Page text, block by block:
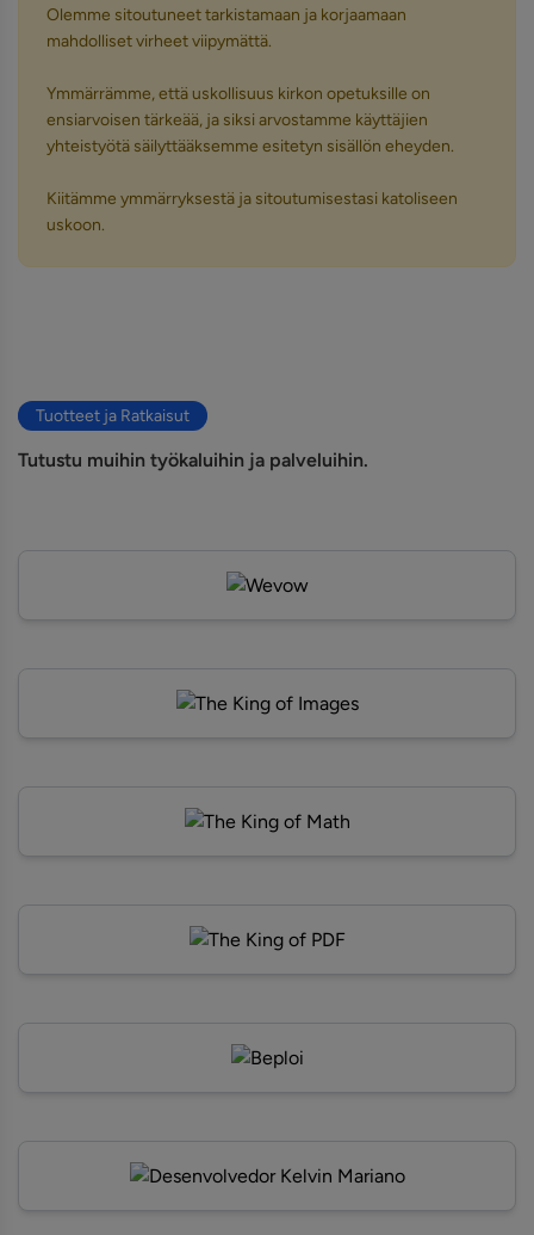
Olemme sitoutuneet tarkistamaan ja korjaamaan
mahdolliset virheet viipymättä.
Ymmärrämme, että uskollisuus kirkon opetuksille on
ensiarvoisen tärkeää, ja siksi arvostamme käyttäjien
yhteistyötä säilyttääksemme esitetyn sisällön eheyden.
Kiitämme ymmärryksestä ja sitoutumisestasi katoliseen
uskoon.
Tuotteet ja Ratkaisut
Tutustu muihin työkaluihin ja palveluihin.